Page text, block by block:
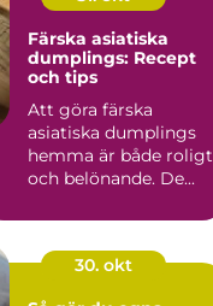
Färska asiatiska
dumplings: Recept
och tips
Att göra färska
asiatiska dumplings
hemma är både roligt
och belönande. De...
30. okt